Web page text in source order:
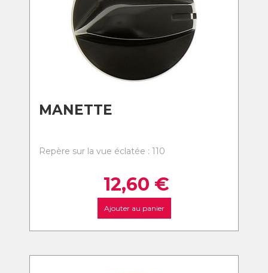
MANETTE
Repère sur la vue éclatée : 110
12,60 €
Ajouter au panier